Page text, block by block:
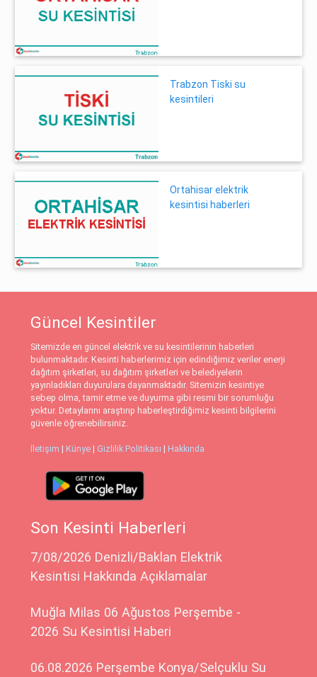
Trabzon Tiski su
kesintileri
Ortahisar elektrik
kesintisi haberleri
Güncel Kesintiler
Sitemizde en güncel elektrik ve su kesintilerinin haberleri
bulunmaktadır. Kesinti haberlerimiz için edindiğimiz veriler enerji
dağıtım şirketleri, su dağıtım şirketleri ve belediyelerin
yayınladıkları duyurulara dayanmaktadır. Sitemizin kesintiye
sebep olma, tamir etme ve duyurma gibi resmi bir sorumluğu
yoktur. Detaylarını araştırıp haberleştirdiğimiz kesinti bilgilerini
güvenle öğrenebilirsiniz.
İletişim | Künye | Gizlilik Politikası | Hakkında
Son Kesinti Haberleri
7/08/2026 Denizli/Baklan Elektrik
Kesintisi Hakkında Açıklamalar
Muğla Milas 06 Ağustos Perşembe -
2026 Su Kesintisi Haberi
06.08.2026 Perşembe Konya/Selçuklu Su